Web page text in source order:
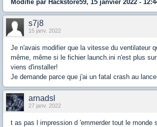
Modifié par Hackstore59, 15 janvier 2022 -
s7j8
15 janv. 2022
Je n'avais modifier que la vitesse du ventilateur
même, même si le fichier launch.ini n'est plus
viens d'installer!
Je demande parce que j'ai un fatal crash au
arnadsl
27 janv. 2022
t as pas l impression d 'emmerder tout le monde